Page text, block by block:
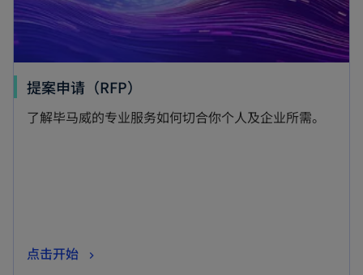
提案申请（RFP）
了解毕马威的专业服务如何切合你个人及企业所需。
点击开始